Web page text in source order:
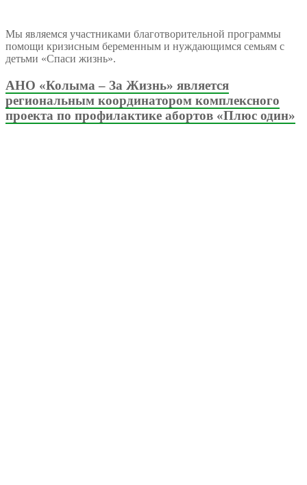
Мы являемся участниками благотворительной программы
помощи кризисным беременным и нуждающимся семьям с
детьми «Спаси жизнь».
АНО «Колыма – За Жизнь» является
региональным координатором комплексного
проекта по профилактике абортов «Плюс один»